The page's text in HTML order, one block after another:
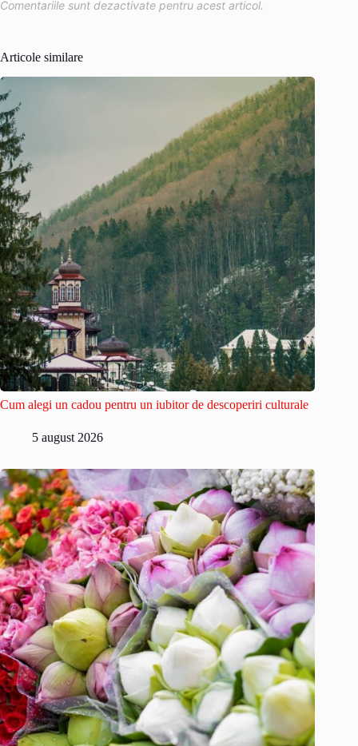
Comentariile sunt dezactivate pentru acest articol.
Articole similare
Cum alegi un cadou pentru un iubitor de descoperiri culturale
5 august 2026